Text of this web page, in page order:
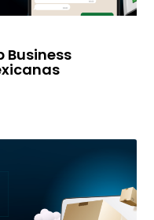
Business